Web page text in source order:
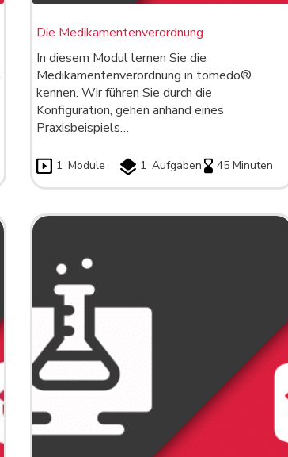
Die Medikamentenverordnung
In diesem Modul lernen Sie die
Medikamentenverordnung in tomedo®
kennen. Wir führen Sie durch die
Konfiguration, gehen anhand eines
Praxisbeispiels…
1 Module 1 Aufgaben 45 Minuten